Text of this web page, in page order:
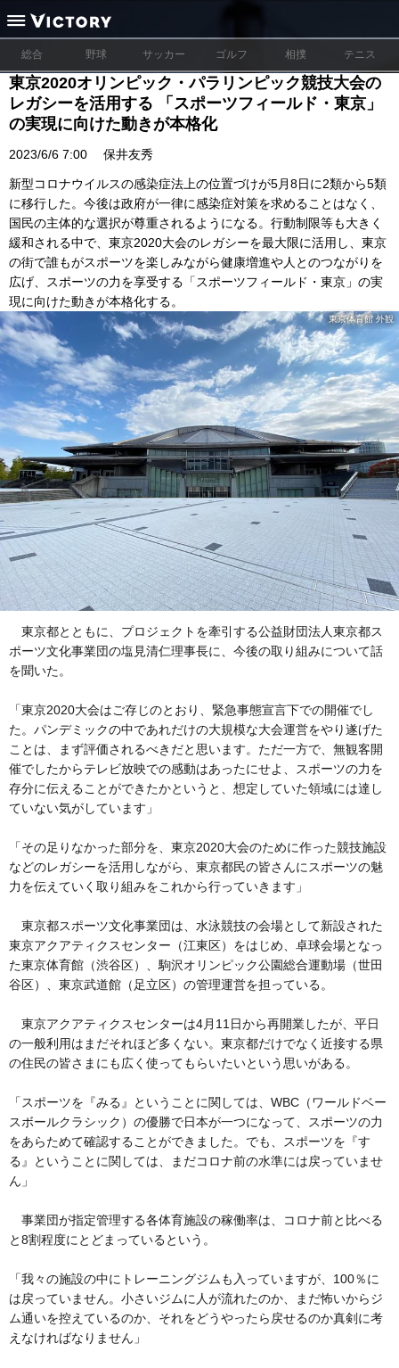
総合 野球 サッカー ゴルフ 相撲 テニス
東京2020オリンピック・パラリンピック競技大会の
レガシーを活用する 「スポーツフィールド・東京」
の実現に向けた動きが本格化
2023/6/6 7:00 保井友秀
新型コロナウイルスの感染症法上の位置づけが5月8日に2類から5類
に移行した。今後は政府が一律に感染症対策を求めることはなく、
国民の主体的な選択が尊重されるようになる。行動制限等も大きく
緩和される中で、東京2020大会のレガシーを最大限に活用し、東京
の街で誰もがスポーツを楽しみながら健康増進や人とのつながりを
広げ、スポーツの力を享受する「スポーツフィールド・東京」の実
現に向けた動きが本格化する。
東京体育館 外観
東京都とともに、プロジェクトを牽引する公益財団法人東京都ス
ポーツ文化事業団の塩見清仁理事長に、今後の取り組みについて話
を聞いた。
「東京2020大会はご存じのとおり、緊急事態宣言下での開催でし
た。パンデミックの中であれだけの大規模な大会運営をやり遂げた
ことは、まず評価されるべきだと思います。ただ一方で、無観客開
催でしたからテレビ放映での感動はあったにせよ、スポーツの力を
存分に伝えることができたかというと、想定していた領域には達し
ていない気がしています」
「その足りなかった部分を、東京2020大会のために作った競技施設
などのレガシーを活用しながら、東京都民の皆さんにスポーツの魅
力を伝えていく取り組みをこれから行っていきます」
東京都スポーツ文化事業団は、水泳競技の会場として新設された
東京アクアティクスセンター（江東区）をはじめ、卓球会場となっ
た東京体育館（渋谷区）、駒沢オリンピック公園総合運動場（世田
谷区）、東京武道館（足立区）の管理運営を担っている。
東京アクアティクスセンターは4月11日から再開業したが、平日
の一般利用はまだそれほど多くない。東京都だけでなく近接する県
の住民の皆さまにも広く使ってもらいたいという思いがある。
「スポーツを『みる』ということに関しては、WBC（ワールドベー
スボールクラシック）の優勝で日本が一つになって、スポーツの力
をあらためて確認することができました。でも、スポーツを『す
る』ということに関しては、まだコロナ前の水準には戻っていませ
ん」
事業団が指定管理する各体育施設の稼働率は、コロナ前と比べる
と8割程度にとどまっているという。
「我々の施設の中にトレーニングジムも入っていますが、100％に
は戻っていません。小さいジムに人が流れたのか、まだ怖いからジ
ム通いを控えているのか、それをどうやったら戻せるのか真剣に考
えなければなりません」